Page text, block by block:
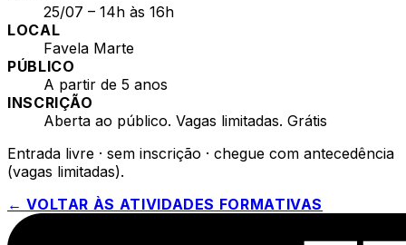
25/07 – 14h às 16h
LOCAL
Favela Marte
PÚBLICO
A partir de 5 anos
INSCRIÇÃO
Aberta ao público. Vagas limitadas. Grátis
Entrada livre · sem inscrição · chegue com antecedência
(vagas limitadas).
← VOLTAR ÀS ATIVIDADES FORMATIVAS